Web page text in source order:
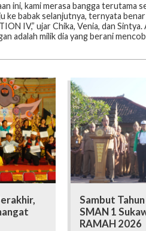
ini, kami merasa bangga terutama
ke babak selanjutnya, ternyata
IV,” ujar Chika, Venia, dan
adalah milik dia yang berani
Sambut
SMAN 1
RAMAH 2026